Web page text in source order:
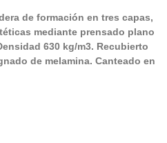
de formación en tres capas,
mediante prensado plano
630 kg/m3. Recubierto
de melamina. Canteado en